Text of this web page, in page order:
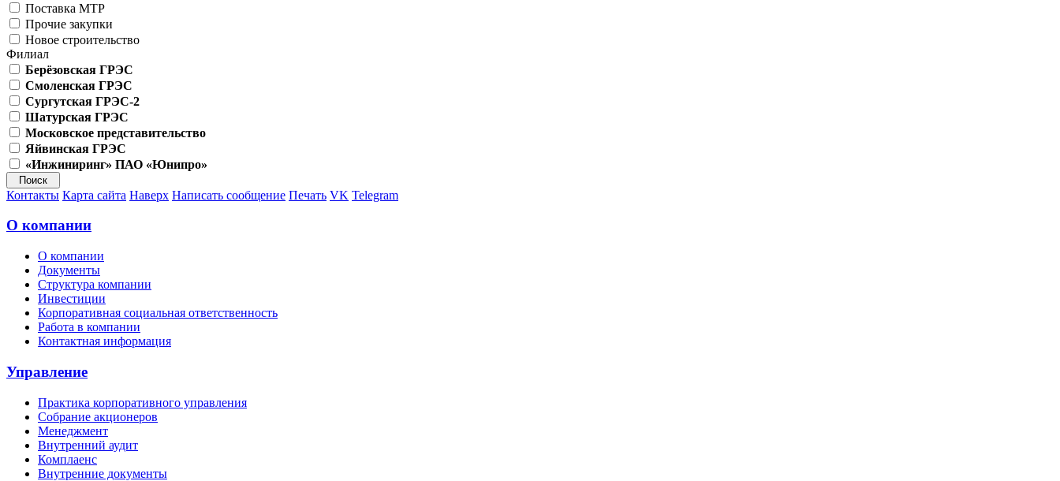
Поставка МТР
Прочие закупки
Новое строительство
Филиал
Берёзовская ГРЭС
Смоленская ГРЭС
Сургутская ГРЭС-2
Шатурская ГРЭС
Московское представительство
Яйвинская ГРЭС
«Инжиниринг» ПАО «Юнипро»
Контакты Карта сайта Наверх Написать сообщение Печать VK Telegram
О компании
О компании
Документы
Структура компании
Инвестиции
Корпоративная социальная ответственность
Работа в компании
Контактная информация
Управление
Практика корпоративного управления
Собрание акционеров
Менеджмент
Внутренний аудит
Комплаенс
Внутренние документы